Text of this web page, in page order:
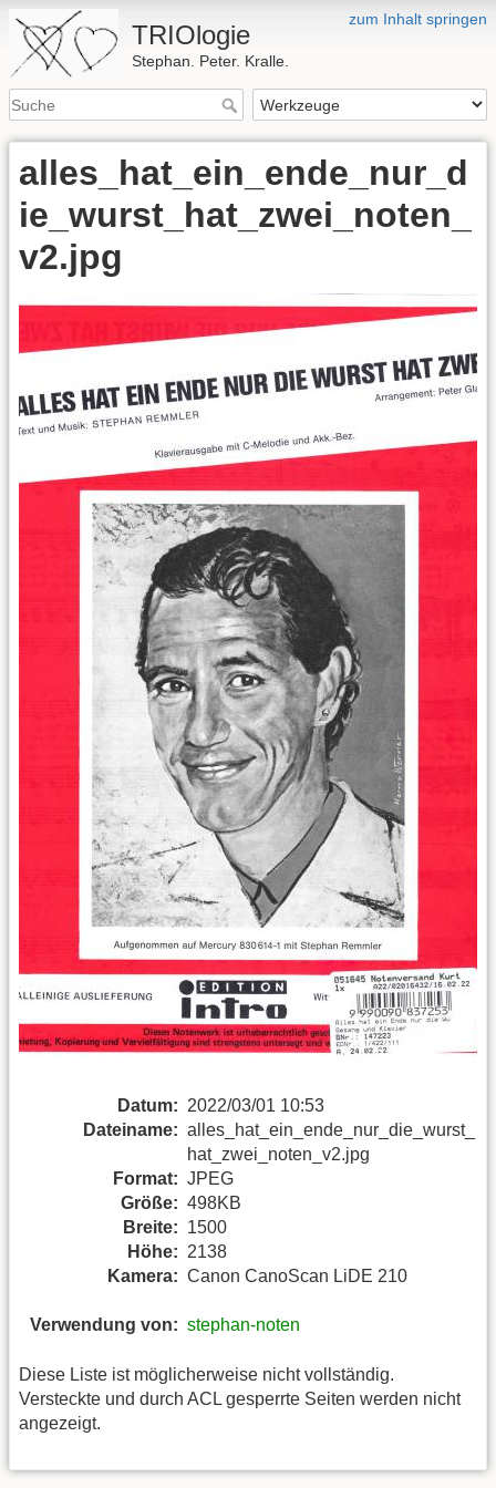
zum Inhalt springen
TRIOlogie
Stephan. Peter. Kralle.
alles_hat_ein_ende_nur_d
ie_wurst_hat_zwei_noten_
v2.jpg
Datum: 2022/03/01 10:53
Dateiname: alles_hat_ein_ende_nur_die_wurst_
hat_zwei_noten_v2.jpg
Format: JPEG
Größe: 498KB
Breite: 1500
Höhe: 2138
Kamera: Canon CanoScan LiDE 210
Verwendung von: stephan-noten
Diese Liste ist möglicherweise nicht vollständig.
Versteckte und durch ACL gesperrte Seiten werden nicht
angezeigt.